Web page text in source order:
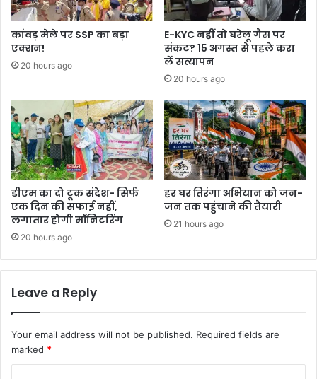
कांवड़ मेले पर SSP का बड़ा
एक्शन!
20 hours ago
E-KYC नहीं तो घरेलू गैस पर
संकट? 15 अगस्त से पहले करा
लें सत्यापन
20 hours ago
डीएम का दो टूक संदेश- सिर्फ
एक दिन की सफाई नहीं,
लगातार होगी मॉनिटरिंग
20 hours ago
हर घर तिरंगा अभियान को जन-
जन तक पहुंचाने की तैयारी
21 hours ago
Leave a Reply
Your email address will not be published. Required fields are
marked *